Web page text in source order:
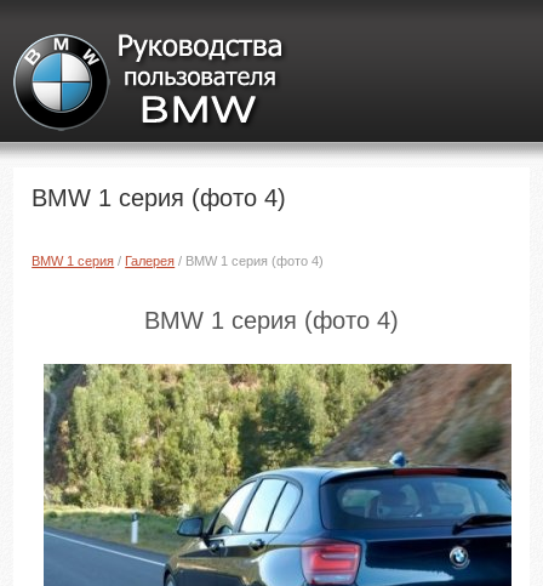
BMW 1 серия (фото 4)
BMW 1 серия / Галерея / BMW 1 серия (фото 4)
BMW 1 серия (фото 4)